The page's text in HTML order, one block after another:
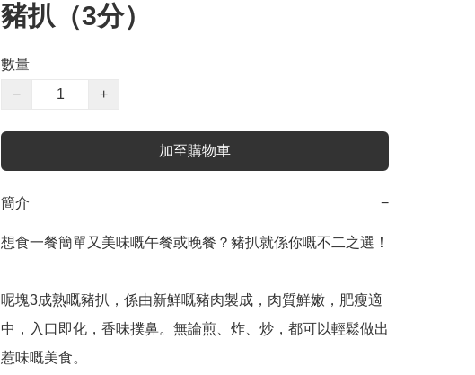
豬扒（3分）
數量
−
+
加至購物車
簡介 −
想食一餐簡單又美味嘅午餐或晚餐？豬扒就係你嘅不二之選！
呢塊3成熟嘅豬扒，係由新鮮嘅豬肉製成，肉質鮮嫩，肥瘦適
中，入口即化，香味撲鼻。無論煎、炸、炒，都可以輕鬆做出
惹味嘅美食。